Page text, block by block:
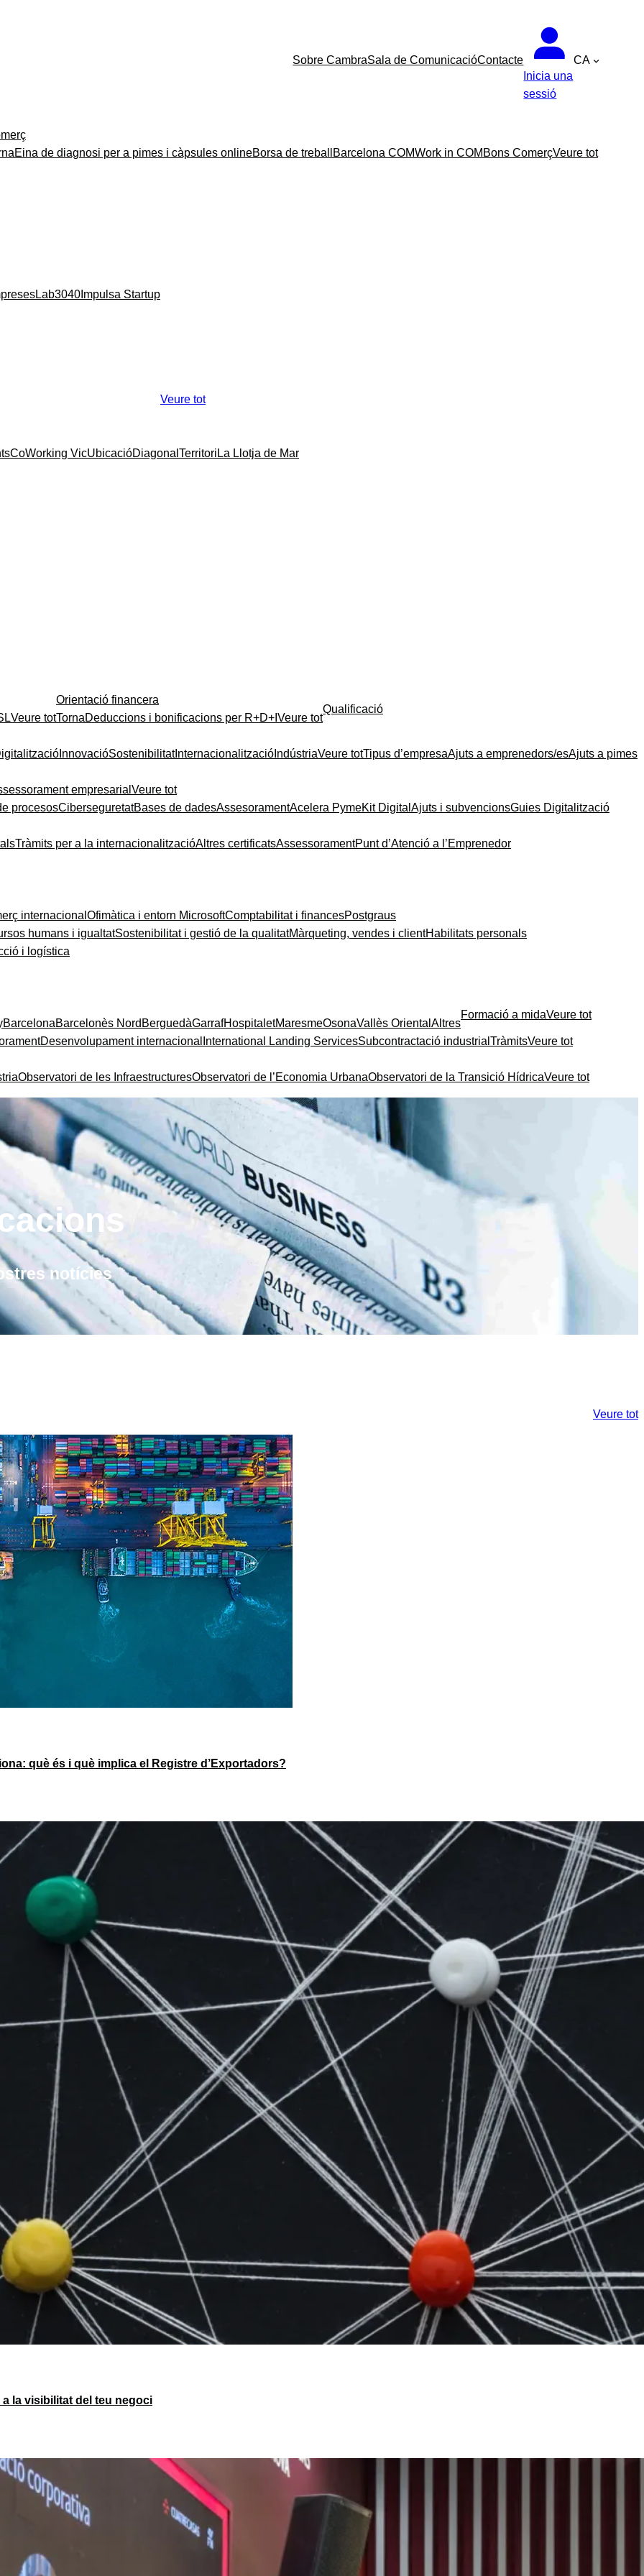
Sobre CambraSala de ComunicacióContacte
Inicia una
sessió
CA
Eina de diagnosi per a pimes i càpsules onlineBorsa de treball Barcelona COMWork in COM Bons ComerçVeure tot
Lab3040 Impulsa Startup
Veure tot
CoWorking VicUbicacióDiagonal TerritoriLa Llotja de Mar
Veure tot
Orientació financera
TornaDeduccions i bonificacions per R+D+I Veure tot
Qualificació
InnovacióSostenibilitatInternacionalització IndústriaVeure totTipus d’empresaAjuts a emprenedors/esAjuts a pimes
empresarial Veure tot
procesosCiberseguretatBases de dadesAssesoramentAcelera PymeKit Digital Ajuts i subvencionsGuies Digitalització
Tràmits per a la internacionalitzacióAltres certificatsAssessoramentPunt d’Atenció a l’Emprenedor
internacional Ofimàtica i entorn MicrosoftComptabilitat i financesPostgraus
humans i igualtatSostenibilitat i gestió de la qualitatMàrqueting, vendes i clientHabilitats personals
i logística
BarcelonaBarcelonès Nord BerguedàGarrafHospitaletMaresmeOsonaVallès Oriental Altres
Formació a midaVeure tot
Desenvolupament internacional International Landing ServicesSubcontractació industrial TràmitsVeure tot
Observatori de les InfraestructuresObservatori de l’Economia UrbanaObservatori de la Transició HídricaVeure tot
notícies
Veure tot
què és i què implica el Registre d’Exportadors?
la visibilitat del teu negoci